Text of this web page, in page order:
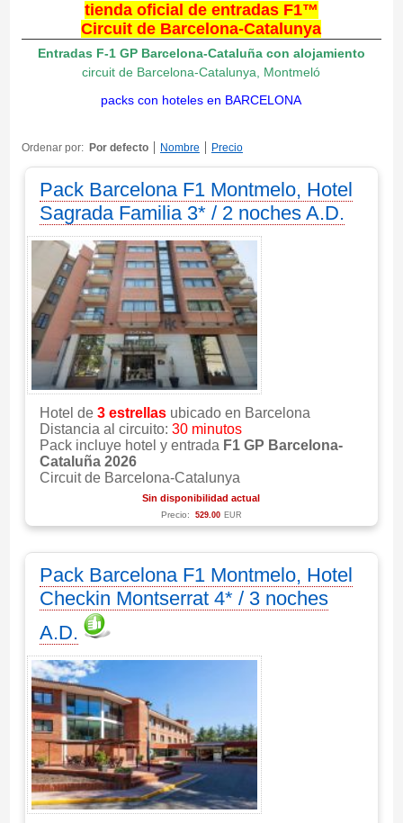
tienda oficial de entradas F1™
Circuit de Barcelona-Catalunya
Entradas F-1 GP Barcelona-Cataluña con alojamiento
circuit de Barcelona-Catalunya, Montmeló
packs con hoteles en BARCELONA
Ordenar por: Por defecto Nombre Precio
Pack Barcelona F1 Montmelo, Hotel
Sagrada Familia 3* / 2 noches A.D.
Hotel de 3 estrellasubicado en Barcelona
Distancia al circuito: 30 minutos
Pack incluye hotel y entrada F1 GP Barcelona-
Cataluña 2026
Circuit de Barcelona-Catalunya
Sin disponibilidad actual
Precio: 529.00 EUR
Pack Barcelona F1 Montmelo, Hotel
Checkin Montserrat 4* / 3 noches
A.D.